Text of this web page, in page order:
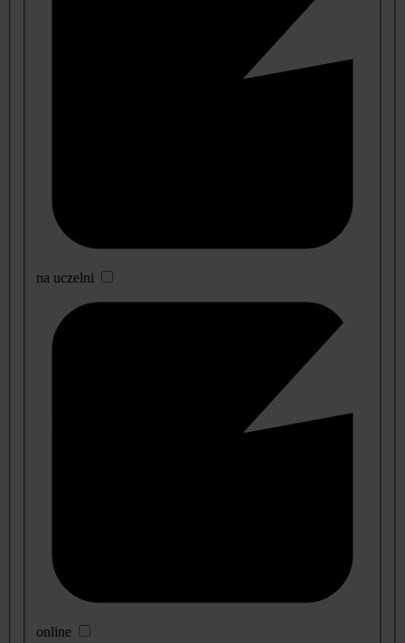
na uczelni
online